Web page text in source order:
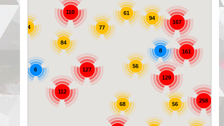
167
110
56
127
56
77
94
61
161
112
258
68
84
129
44
8
6